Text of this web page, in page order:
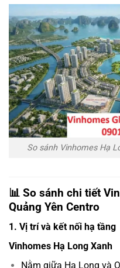
So sánh Vinhomes Hạ
📊 So sánh chi tiết
Quảng Yên Centro
1. Vị trí và kết nối hạ tầng
Vinhomes Hạ Long Xanh
Nằm giữa Hạ Long và